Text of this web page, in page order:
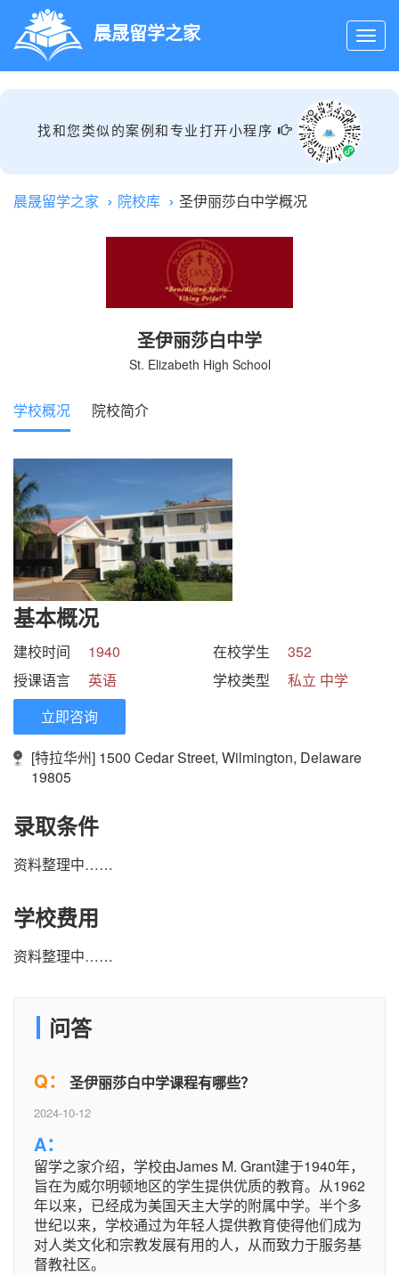
晨晟留学之家
找和您类似的案例和专业打开小程序
晨晟留学之家 院校库 圣伊丽莎白中学概况
圣伊丽莎白中学
St. Elizabeth High School
学校概况 院校简介
基本概况
建校时间 1940 在校学生
352
授课语言
英语 学校类型
私立 中学
立即咨询
[特拉华州] 1500 Cedar Street, Wilmington, Delaware
19805
录取条件
资料整理中……
学校费用
资料整理中……
问答
Q： 圣伊丽莎白中学课程有哪些？
2024-10-12
A：
留学之家介绍，学校由James M. Grant建于1940年，
旨在为威尔明顿地区的学生提供优质的教育。从1962
年以来，已经成为美国天主大学的附属中学。半个多
世纪以来，学校通过为年轻人提供教育使得他们成为
对人类文化和宗教发展有用的人，从而致力于服务基
督教社区。